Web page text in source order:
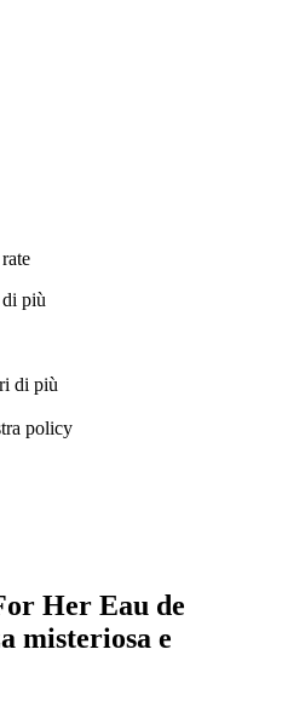
di più
di più
policy
Her Eau de
misteriosa e